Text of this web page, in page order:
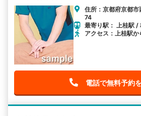
住所：京都府京都
74
最寄り駅： 上桂駅 /
アクセス：上桂駅
電話で無料予約